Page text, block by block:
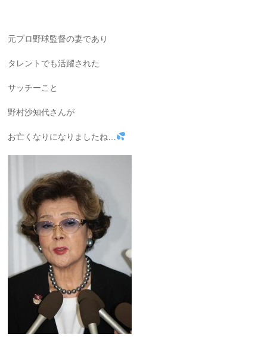
元プロ野球監督の妻であり
タレントでも活躍された
サッチーこと
野村沙知代さんが
お亡くなりになりましたね…